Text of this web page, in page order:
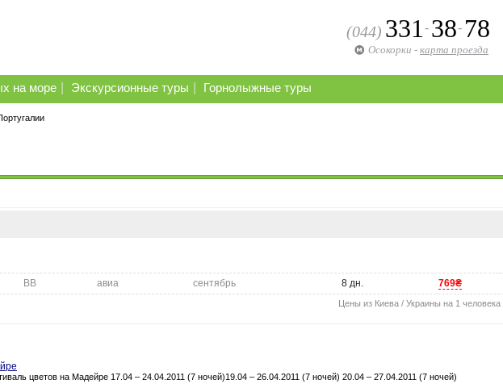
(044) 331 - 38- 78
Осокорки - карта проезда
на море Экскурсионные туры Горнолыжные туры
BB авиа сентябрь 8 дн. 769₴
Цены из Киева / Украины на 1 человека
цветов на Мадейре 17.04 – 24.04.2011 (7 ночей)19.04 – 26.04.2011 (7 ночей) 20.04 – 27.04.2011 (7 ночей)